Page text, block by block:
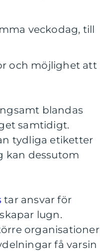
veckodag, till
och möjlighet att
blandas
samtidigt.
tydliga etiketter
kan dessutom
tar ansvar för
lugn.
organisationer
få varsin